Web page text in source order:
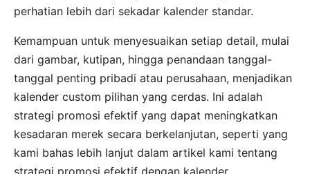
perhatian lebih dari sekadar kalender standar.
Kemampuan untuk menyesuaikan setiap detail, mulai
dari gambar, kutipan, hingga penandaan tanggal-
tanggal penting pribadi atau perusahaan, menjadikan
kalender custom pilihan yang cerdas. Ini adalah
strategi promosi efektif yang dapat meningkatkan
kesadaran merek secara berkelanjutan, seperti yang
kami bahas lebih lanjut dalam artikel kami tentang
strategi promosi efektif dengan kalender.